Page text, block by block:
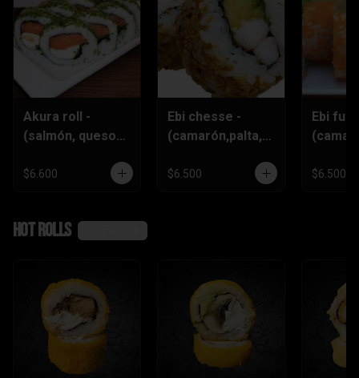
Akura roll -
(salmón, queso
,ciboulette)
$6.600
Ebi chesse -
(camarón,palta,q
$6.500
Ebi
$6.500
Hot rolls